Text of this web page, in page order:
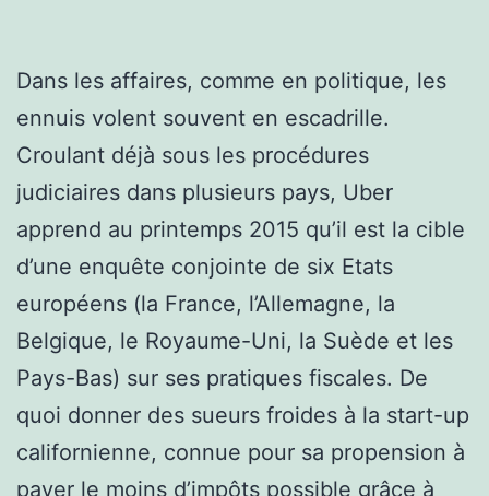
Dans les affaires, comme en politique, les
ennuis volent souvent en escadrille.
Croulant déjà sous les procédures
judiciaires dans plusieurs pays, Uber
apprend au printemps 2015 qu’il est la cible
d’une enquête conjointe de six Etats
européens (la France, l’Allemagne, la
Belgique, le Royaume-Uni, la Suède et les
Pays-Bas) sur ses pratiques fiscales. De
quoi donner des sueurs froides à la start-up
californienne, connue pour sa propension à
payer le moins d’impôts possible grâce à